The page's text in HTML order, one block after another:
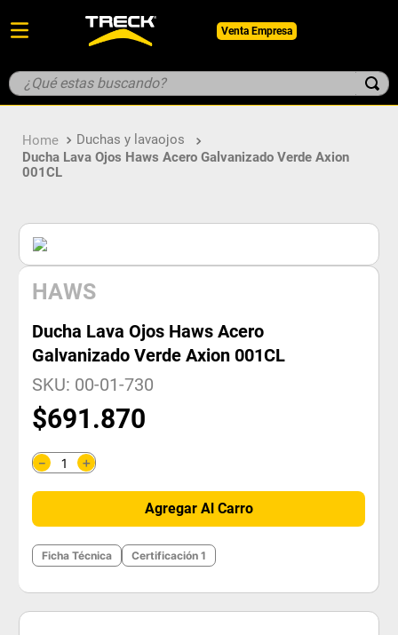
Venta Empresa
¿Qué estas buscando?
Duchas y lavaojos
Ducha Lava Ojos Haws Acero Galvanizado Verde Axion
001CL
HAWS
Ducha Lava Ojos Haws Acero
Galvanizado Verde Axion 001CL
SKU: 00-01-730
$691.870
＋
－
Agregar Al Carro
Ficha Técnica Certificación 1
1. botin
5. casco